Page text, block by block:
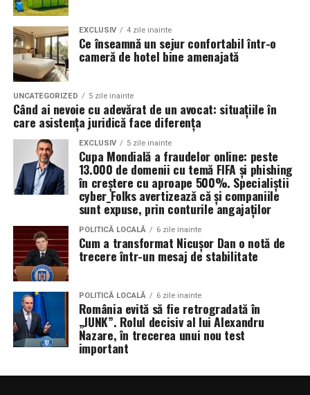
EXCLUSIV 4 zile inainte
Ce înseamnă un sejur confortabil într-o
cameră de hotel bine amenajată
UNCATEGORIZED 5 zile inainte
Când ai nevoie cu adevărat de un avocat: situațiile în
care asistența juridică face diferența
EXCLUSIV 5 zile inainte
Cupa Mondială a fraudelor online: peste
13.000 de domenii cu temă FIFA și phishing
în creștere cu aproape 500%. Specialiștii
cyber_Folks avertizează că și companiile
sunt expuse, prin conturile angajaților
POLITICĂ LOCALĂ 6 zile inainte
Cum a transformat Nicușor Dan o notă de
trecere într-un mesaj de stabilitate
POLITICĂ LOCALĂ 6 zile inainte
România evită să fie retrogradată în
„JUNK”. Rolul decisiv al lui Alexandru
Nazare, în trecerea unui nou test
important